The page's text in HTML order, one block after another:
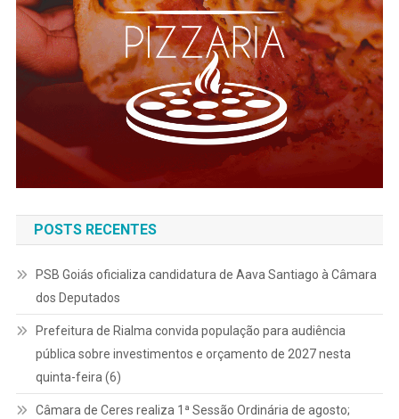
POSTS RECENTES
PSB Goiás oficializa candidatura de Aava Santiago à Câmara
dos Deputados
Prefeitura de Rialma convida população para audiência
pública sobre investimentos e orçamento de 2027 nesta
quinta-feira (6)
Câmara de Ceres realiza 1ª Sessão Ordinária de agosto;